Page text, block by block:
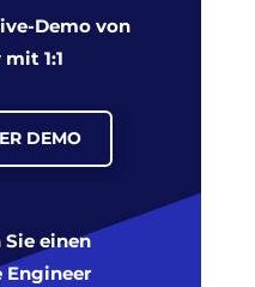
Demo von
1:1
DEMO
einen
Engineer